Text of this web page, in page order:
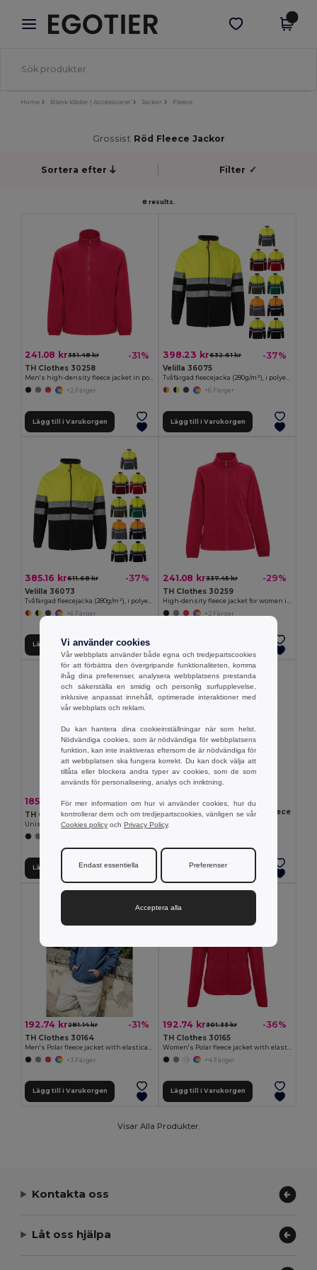
× Egotier-app
Bättre priser i appen!
Hämta app
Home Blank kläder | Accessoarer Jackor Fleece
Grossist Röd Fleece Jackor
Sortera efter Filter ✓
8 results.
241.08 kr351.48 kr -31%
TH Clothes 30258
Men's high-density fleece jacket in polyester
+2 Färger
Lägg till i Varukorgen
398.23 kr632.61 kr -37%
Velilla 36075
Tvåfärgad fleecejacka (280g/m²), i polyester (100%)
+6 Färger
Lägg till i Varukorgen
385.16 kr611.68 kr -37%
Velilla 36073
+6 Färger
Lägg till i Varukorgen
241.08 kr337.45 kr -29%
TH Clothes 30259
+2 Färger
185.41 kr302.81 kr -39%
TH Clothes 30166
Unisex polar fleece
Lägg till i Varukorgen
209.10 kr
COSTA Picknickfilt i polarfleece
Lägg till i Varukorgen
192.74 kr281.14 kr -31%
TH Clothes 30164
+3 Färger
Lägg till i Varukorgen
192.74 kr301.33 kr -36%
TH Clothes 30165
+4 Färger
Lägg till i Varukorgen
Visar Alla Produkter.
Kontakta oss
Låt oss hjälpa
Vi använder cookies
Vår webbplats använder både egna och tredjepartscookies
för att förbättra den övergripande funktionaliteten, komma
ihåg dina preferenser, analysera webbplatsens prestanda
och säkerställa en smidig och personlig surfupplevelse,
inklusive anpassat innehåll, optimerade interaktioner med
vår webbplats och reklam.
Du kan hantera dina cookieinställningar när som helst.
Nödvändiga cookies, som är nödvändiga för webbplatsens
funktion, kan inte inaktiveras eftersom de är nödvändiga för
att webbplatsen ska fungera korrekt. Du kan dock välja att
tillåta eller blockera andra typer av cookies, som de som
används för personalisering, analys och inriktning.
För mer information om hur vi använder cookies, hur du
kontrollerar dem och om tredjepartscookies, vänligen se vår
Cookies policy och Privacy Policy.
Endast essentiella Preferenser
Acceptera alla